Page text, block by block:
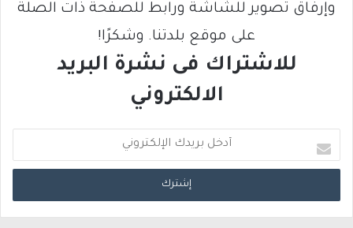
وإرفاق تصوير للشاشة ورابط للصفحة ذات الصلة
على موقع بلدتنا. وشكرًا!
للاشتراك فى نشرة البريد
الالكتروني
د
خ